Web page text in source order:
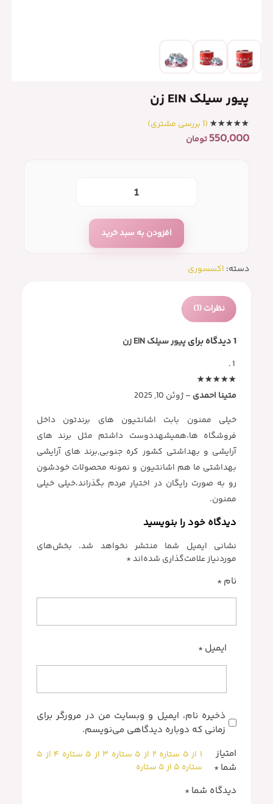
پیور سیلک EIN زن
(
1بررسی مشتری)
550,000تومان
افزودن به سبد خرید
دسته: اکسسوری
نظرات (1)
1 دیدگاه برای پیور سیلک EIN زن
متینا احمدی –ژوئن 10, 2025
خیلی ممنون بابت اشانتیون های برندتون داخل
فروشگاه ها،همیشهددوست داشتم مثل برند های
آرایشی و بهداشتی کشور کره جنوبی,برند های آرایشی
بهداشتی ما هم اشانتیون و نمونه محصولات خودشون
رو به صورت رایگان در اختیار مردم بگذراند،خیلی خیلی
ممنون.
دیدگاه خود را بنویسید
نشانی ایمیل شما منتشر نخواهد شد. بخش‌های
موردنیاز علامت‌گذاری شده‌اند*
نام *
ایمیل *
ذخیره نام، ایمیل و وبسایت من در مرورگر برای
زمانی که دوباره دیدگاهی می‌نویسم.
امتیاز
شما *
۱ از ۵ ستاره ۲ از ۵ ستاره ۳ از ۵ ستاره
۴ از ۵
ستاره ۵ از ۵ ستاره
دیدگاه شما *